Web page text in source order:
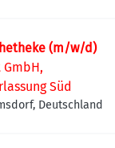
(m/w/d)
GmbH,
Süd
Deutschland